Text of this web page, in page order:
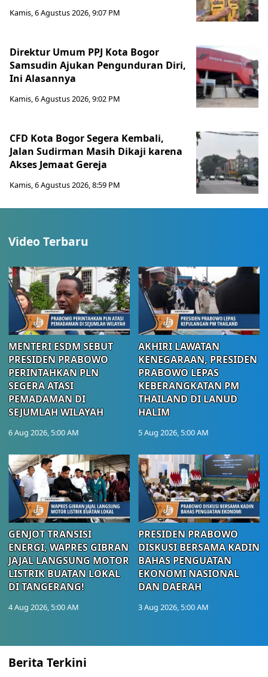
Kamis, 6 Agustus 2026, 9:07 PM
Direktur Umum PPJ Kota Bogor
Samsudin Ajukan Pengunduran Diri,
Ini Alasannya
Kamis, 6 Agustus 2026, 9:02 PM
CFD Kota Bogor Segera Kembali,
Jalan Sudirman Masih Dikaji karena
Akses Jemaat Gereja
Kamis, 6 Agustus 2026, 8:59 PM
Video Terbaru
MENTERI ESDM SEBUT
PRESIDEN PRABOWO
PERINTAHKAN PLN
SEGERA ATASI
PEMADAMAN DI
SEJUMLAH WILAYAH
6 Aug 2026, 5:00 AM
AKHIRI LAWATAN
KENEGARAAN, PRESIDEN
PRABOWO LEPAS
KEBERANGKATAN PM
THAILAND DI LANUD
HALIM
5 Aug 2026, 5:00 AM
GENJOT TRANSISI
ENERGI, WAPRES GIBRAN
JAJAL LANGSUNG MOTOR
LISTRIK BUATAN LOKAL
DI TANGERANG!
4 Aug 2026, 5:00 AM
PRESIDEN PRABOWO
DISKUSI BERSAMA KADIN
BAHAS PENGUATAN
EKONOMI NASIONAL
DAN DAERAH
3 Aug 2026, 5:00 AM
Berita Terkini